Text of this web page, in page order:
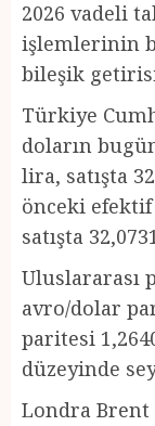
2026 vadeli
işlemlerinin
bileşik getirisi
Türkiye
doların
lira, satışta
önceki
satışta
Uluslararası
avro/dolar
paritesi
düzeyinde
Londra